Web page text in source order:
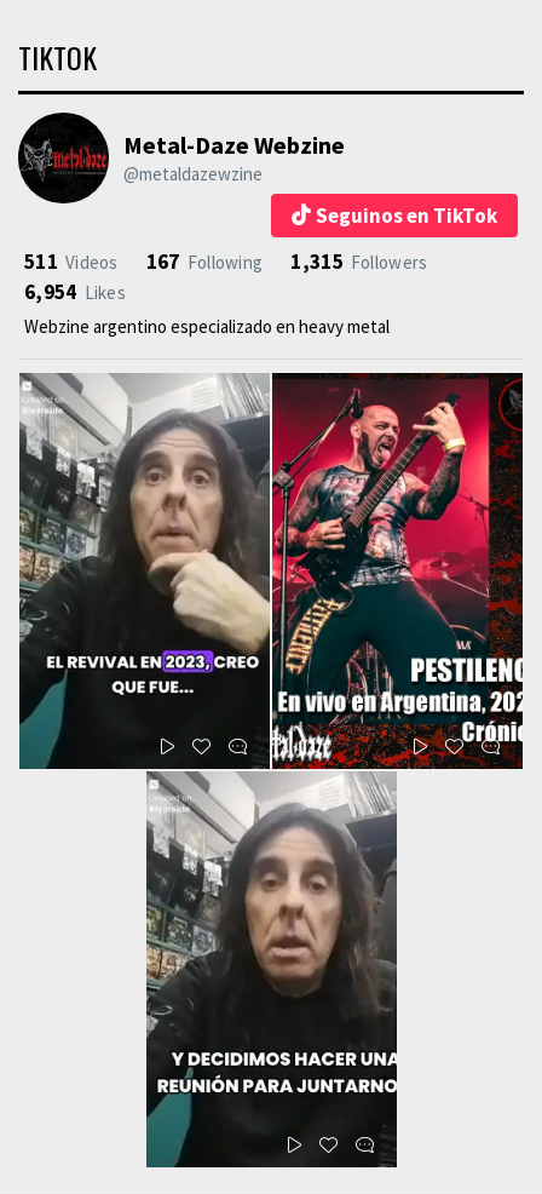
TIKTOK
Metal-Daze Webzine
@metaldazewzine
Seguinos en TikTok
511 Videos 167 Following 1,315 Followers
6,954 Likes
Webzine argentino especializado en heavy metal